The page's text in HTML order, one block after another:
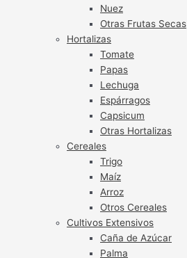
Nuez
Otras Frutas Secas
Hortalizas
Tomate
Papas
Lechuga
Espárragos
Capsicum
Otras Hortalizas
Cereales
Trigo
Maíz
Arroz
Otros Cereales
Cultivos Extensivos
Caña de Azúcar
Palma